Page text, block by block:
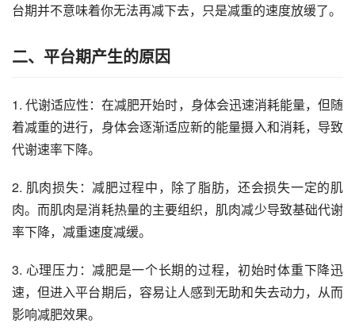
台期并不意味着你无法再减下去，只是减重的速度放缓了。
二、平台期产生的原因
1. 代谢适应性：在减肥开始时，身体会迅速消耗能量，但随
着减重的进行，身体会逐渐适应新的能量摄入和消耗，导致
代谢速率下降。
2. 肌肉损失：减肥过程中，除了脂肪，还会损失一定的肌
肉。而肌肉是消耗热量的主要组织，肌肉减少导致基础代谢
率下降，减重速度减缓。
3. 心理压力：减肥是一个长期的过程，初始时体重下降迅
速，但进入平台期后，容易让人感到无助和失去动力，从而
影响减肥效果。